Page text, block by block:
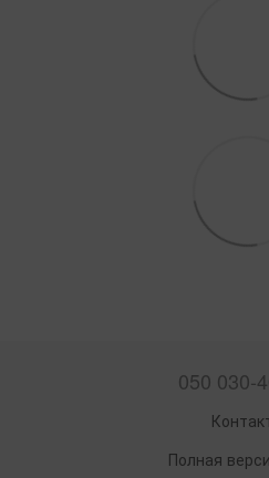
050 030-
Полная